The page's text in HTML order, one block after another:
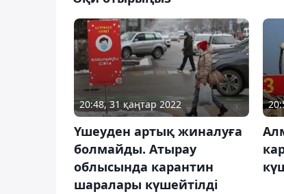
20:48, 31 қаңтар 2022
Үшеуден артық жиналуға
болмайды. Атырау
облысында карантин
шаралары күшейтілді